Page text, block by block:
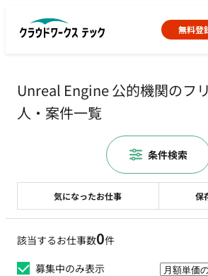
無料登
Unreal Engine 公的機関のフ
人・案件一覧
該当するお仕事数0件
募集中のみ表示
気になったお仕事 保
条件検索